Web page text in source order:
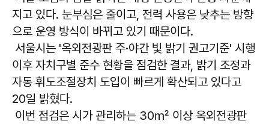
지고 있다. 눈부심은 줄이고, 전력 사용은 낮추는 방향
으로 운영 방식이 바뀌고 있기 때문이다.
서울시는 '옥외전광판 주·야간 빛 밝기 권고기준' 시행
이후 자치구별 준수 현황을 점검한 결과, 밝기 조정과
자동 휘도조절장치 도입이 빠르게 확산되고 있다고
20일 밝혔다.
이번 점검은 시가 관리하는 30㎡ 이상 옥외전광판